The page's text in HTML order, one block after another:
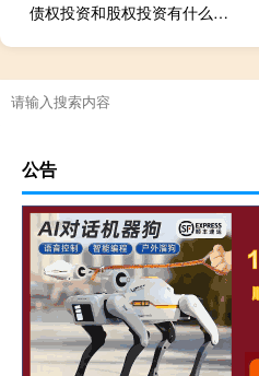
债权投资和股权投资有什么区别区别有这些
公告